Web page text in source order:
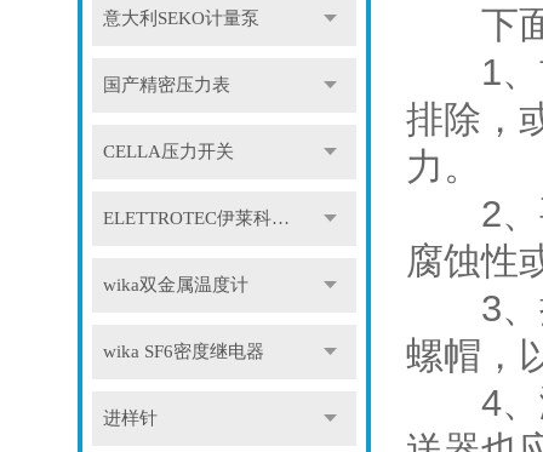
意大利SEKO计量泵
国产精密压力表
CELLA压力开关
ELETTROTEC伊莱科压力开关
wika双金属温度计
wika SF6密度继电器
进样针
下面
1、首
排除，
力。
2、要
腐蚀性
3、接
螺帽，
4、测